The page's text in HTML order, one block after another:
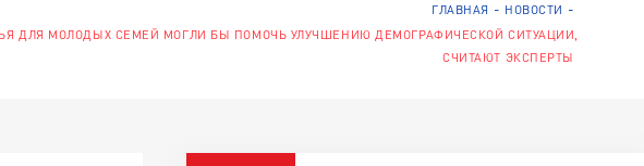
ГЛАВНАЯ
НОВОСТИ
ДЛЯ МОЛОДЫХ СЕМЕЙ МОГЛИ БЫ ПОМОЧЬ УЛУЧШЕНИЮ ДЕМОГРАФИЧЕСКОЙ СИТУАЦИИ,
СЧИТАЮТ ЭКСПЕРТЫ